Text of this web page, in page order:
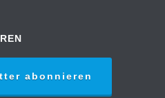
abonnieren